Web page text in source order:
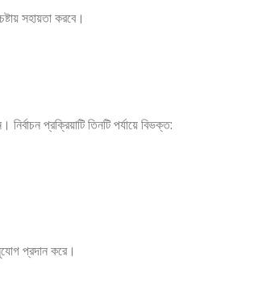
সহায়তা করবে।
প্রক্রিয়াটি তিনটি পর্যায়ে বিভক্ত:
প্রদান করে।